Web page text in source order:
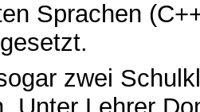
Sprachen
zwei